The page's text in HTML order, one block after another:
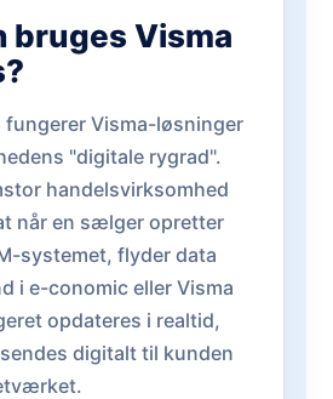
bruges Visma
fungerer Visma-løsninger
"digitale rygrad".
handelsvirksomhed
når en sælger opretter
systemet, flyder data
i e-conomic eller Visma
opdateres i realtid,
digitalt til kunden